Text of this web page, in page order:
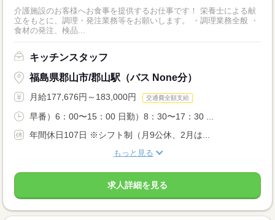
介護施設のお客様へお食事を提供するお仕事です！ 栄養士による献
立をもとに、調理・発注業務等をお願いします。 ・調理業務全般 ・
食材の発注、検品...
キッチンスタッフ
福島県郡山市/郡山駅（バス None分）
月給177,676円～183,000円 交通費全額支給
早番）6：00〜15：00 日勤）8：30〜17：30 ...
年間休日107日 ※シフト制（月9公休、2月は...
もっと見る
求人詳細を見る